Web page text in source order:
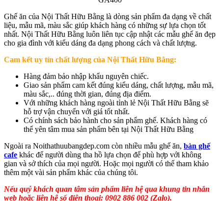
Ghế ăn của Nội Thất Hữu Bằng là dòng sản phẩm đa dạng về chất
liệu, mẫu mã, màu sắc giúp khách hàng có những sự lựa chọn tốt
nhất. Nội Thất Hữu Bằng luôn liên tục cập nhật các mẫu ghế ăn đẹp
cho gia đình với kiểu dáng đa dạng phong cách và chất lượng.
Cam kết uy tín chất lượng của Nội Thất Hữu Bằng:
Hàng đảm bảo nhập khẩu nguyên chiếc.
Giao sản phẩm cam kết đúng kiểu dáng, chất lượng, mẫu mã,
màu sắc,.. đúng thời gian, đúng địa điểm.
Với những khách hàng ngoài tỉnh lẻ Nội Thất Hữu Bằng sẽ
hỗ trợ vận chuyển với giá tốt nhất.
Có chính sách bảo hành cho sản phẩm ghế. Khách hàng có
thể yên tâm mua sản phẩm bên tại Nội Thất Hữu Bằng
Ngoài ra Noithathuubangdep.com còn nhiều mẫu ghế ăn, bàn ghế
cafe khác để người dùng tha hồ lựa chọn để phù hợp với không
gian và sở thích của mọi người. Hoặc mọi người có thế tham khảo
thêm một vài sản phẩm khác của chúng tôi.
Nếu quý khách quan tâm sản phẩm liên hệ qua khung tin nhắn
web hoặc liên hệ số điện thoại: 0902 886 002 (Zalo).